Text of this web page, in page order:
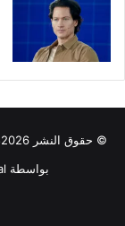
© حقوق النشر 2026، جميع الحقوق محفوظة |
بواسطة Hany Kamal